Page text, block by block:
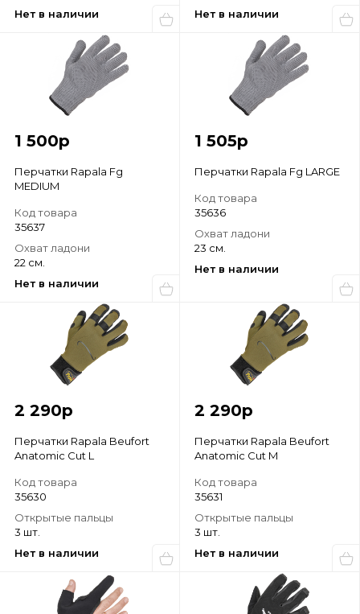
Нет в наличии
Нет в наличии
1 500р
Перчатки Rapala Fg
MEDIUM
Код товара
35637
Охват ладони
22 см.
Нет в наличии
1 505р
Перчатки Rapala Fg LARGE
Код товара
35636
Охват ладони
23 см.
Нет в наличии
2 290р
Перчатки Rapala Beufort
Anatomic Cut L
Код товара
35630
Открытые пальцы
3 шт.
Нет в наличии
2 290р
Перчатки Rapala Beufort
Anatomic Cut M
Код товара
35631
Открытые пальцы
3 шт.
Нет в наличии